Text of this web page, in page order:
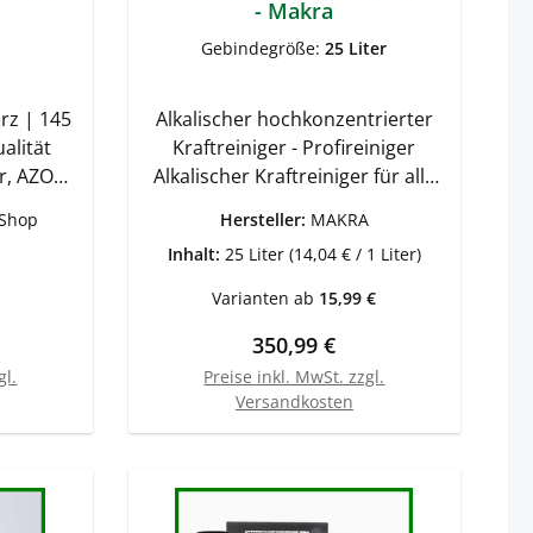
zu
| 145
AZO
am
Quad,
- 1-
- Makra
Gebindegröße:25 Liter
Alkalischer hochkonzentrierter
Kraftreiniger - Profireiniger
Alkalischer Kraftreiniger für alle
Verschmutzungen. Die
mikroaktive Tensidkombination
sorgt für maximale
Verbrauch, löst
Verschmutzungen schnell an, ist
materialschonend und
umweltverträglich. Universell für
einsetzbar als Fahrzeuggrund-,
Felgen-, Motor- und
Hersteller: MAKRA
Inhalt: 25 Liter (14,04 € / 1 Liter)
Varianten ab 15,99 €
Regulärer Preis:
350,99 €
Preise inkl. MwSt. zzgl.
Versandkosten